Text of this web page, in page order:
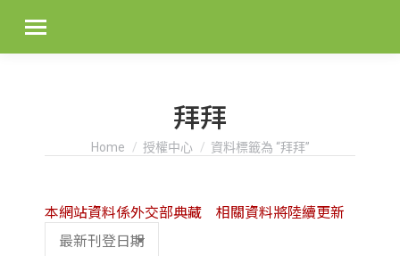
拜拜
You are here:
Home 授權中心 資料標籤為 “拜拜”
本網站資料係外交部典藏 相關資料將陸續更新